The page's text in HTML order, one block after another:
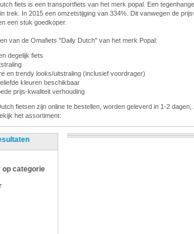
fiets is een transportfiets van het merk popal. Een
trek. In 2015 een omzetstijging van 334%. Dit vanwegen de
een stuk goedkoper.
van de Omafiets "Daily Dutch" van het merk Popal:
degelijk fiets
en trendy looks/uitstraling (inclusief voordrager)
kleuren beschikbaar
prijs-kwaliteit verhouding
fietsen zijn online te bestellen, worden geleverd in 1-2
het assortiment:
op categorie